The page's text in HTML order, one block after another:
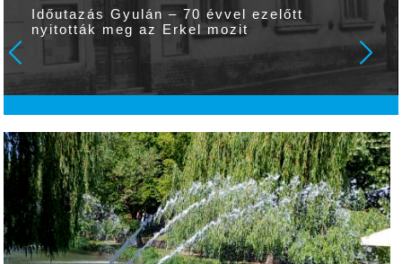
Időutazás Gyulán – 70 évvel ezelőtt
nyitották meg az Erkel mozit